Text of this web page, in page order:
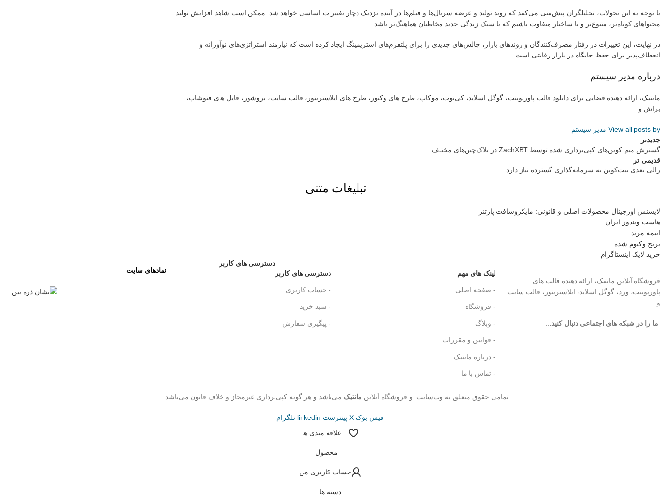
با توجه به این تحولات، تحلیلگران پیش‌بینی می‌کنند که روند تولید و عرضه سریال‌ها و فیلم‌ها در آینده نزدیک دچار تغییرات اساسی خواهد شد. ممکن است شاهد افزایش تولید
محتواهای کوتاه‌تر، متنوع‌تر و با ساختار متفاوت باشیم که با سبک زندگی جدید مخاطبان هماهنگ‌تر باشد.
در نهایت، این تغییرات در رفتار مصرف‌کنندگان و روندهای بازار، چالش‌های جدیدی را برای پلتفرم‌های استریمینگ ایجاد کرده است که نیازمند استراتژی‌های نوآورانه و
انعطاف‌پذیر برای حفظ جایگاه در بازار رقابتی است.
درباره مدیر سیستم
مانتیک، ارائه دهنده فضایی برای دانلود قالب پاورپوینت، گوگل اسلاید، کی‌نوت، موکاپ، طرح های وکتور، طرح های ایلاستریتور، قالب سایت، بروشور، فایل های فتوشاپ،
براش و
View all posts by مدیر سیستم
جدیدتر
گسترش میم کوین‌های کپی‌برداری شده توسط ZachXBT در بلاک‌چین‌های مختلف
قدیمی تر
رالی بعدی بیت‌کوین به سرمایه‌گذاری گسترده نیاز دارد
تبلیغات متنی
لایسنس اورجینال محصولات اصلی و قانونی: مایکروسافت پارتنر
هاست ویندوز ایران
انیمه مرتد
برنج وکیوم شده
خرید لایک اینستاگرام
فروشگاه آنلاین مانتیک، ارائه دهنده قالب های
پاورپوینت، ورد، گوگل اسلاید، ایلاستریتور، قالب سایت
و …
ما را در شبکه های اجتماعی دنبال کنید...
لینک های مهم
- صفحه اصلی
- فروشگاه
- وبلاگ
- قوانین و مقررات
- درباره مانتیک
- تماس با ما
دسترسی های کاربر
دسترسی های کاربر
- حساب کاربری
- سبد خرید
- پیگیری سفارش
نمادهای سایت
تمامی حقوق متعلق به وب‌سایت و فروشگاه‌ آنلاین مانتیک می‌باشد و هر گونه کپی‌برداری غیرمجاز و خلاف قانون می‌باشد.
فیس بوک X پینترست linkedin تلگرام
علاقه مندی ها
محصول
حساب کاربری من
دسته ها